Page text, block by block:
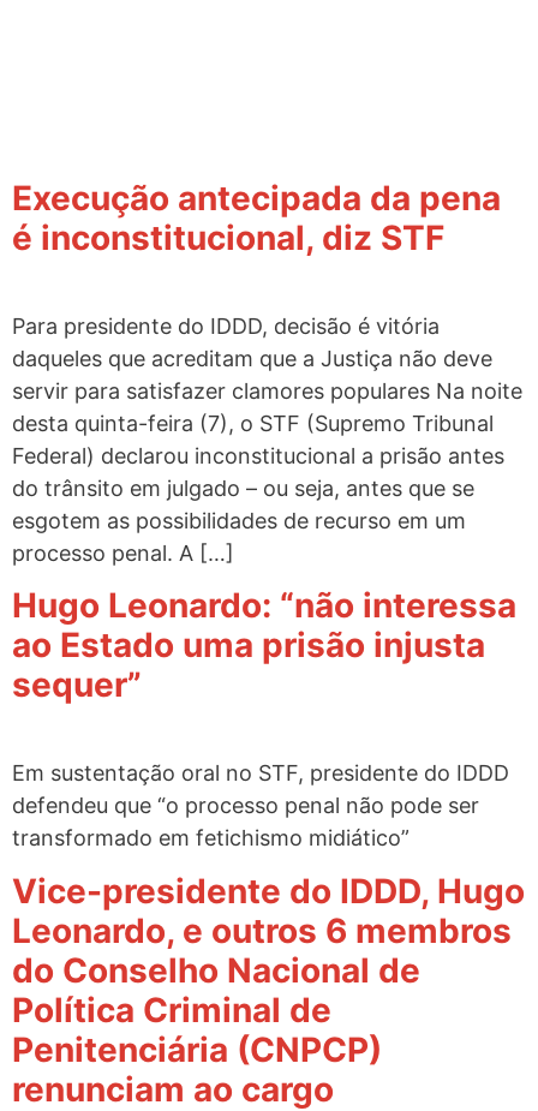
Execução antecipada da pena
é inconstitucional, diz STF
Para presidente do IDDD, decisão é vitória
daqueles que acreditam que a Justiça não deve
servir para satisfazer clamores populares Na noite
desta quinta-feira (7), o STF (Supremo Tribunal
Federal) declarou inconstitucional a prisão antes
do trânsito em julgado – ou seja, antes que se
esgotem as possibilidades de recurso em um
processo penal. A […]
Hugo Leonardo: “não interessa
ao Estado uma prisão injusta
sequer”
Em sustentação oral no STF, presidente do IDDD
defendeu que “o processo penal não pode ser
transformado em fetichismo midiático”
Vice-presidente do IDDD, Hugo
Leonardo, e outros 6 membros
do Conselho Nacional de
Política Criminal de
Penitenciária (CNPCP)
renunciam ao cargo